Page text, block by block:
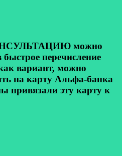
можно
перечисление
вариант, можно
на карту Альфа-банка
привязали эту карту к